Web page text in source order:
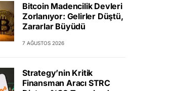
Bitcoin Madencilik Devleri
Zorlanıyor: Gelirler Düştü,
Zararlar Büyüdü
7 AĞUSTOS 2026
Strategy’nin Kritik
Finansman Aracı STRC